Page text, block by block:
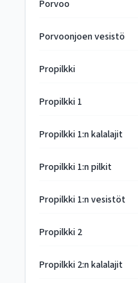
Porvoo
Porvoonjoen vesistö
Propilkki
Propilkki 1
Propilkki 1:n kalalajit
Propilkki 1:n pilkit
Propilkki 1:n vesistöt
Propilkki 2
Propilkki 2:n kalalajit